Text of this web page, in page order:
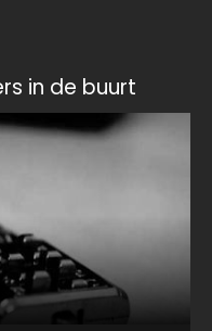
in de buurt